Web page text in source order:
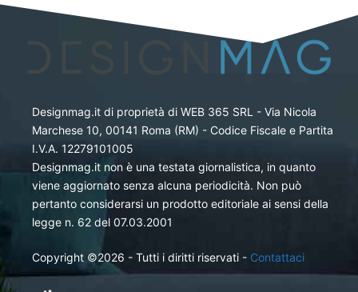
Designmag.it di proprietà di WEB 365 SRL - Via Nicola
Marchese 10, 00141 Roma (RM) - Codice Fiscale e Partita
I.V.A. 12279101005
Designmag.it non è una testata giornalistica, in quanto
viene aggiornato senza alcuna periodicità. Non può
pertanto considerarsi un prodotto editoriale ai sensi della
legge n. 62 del 07.03.2001
Copyright ©2026 - Tutti i diritti riservati - Contattaci